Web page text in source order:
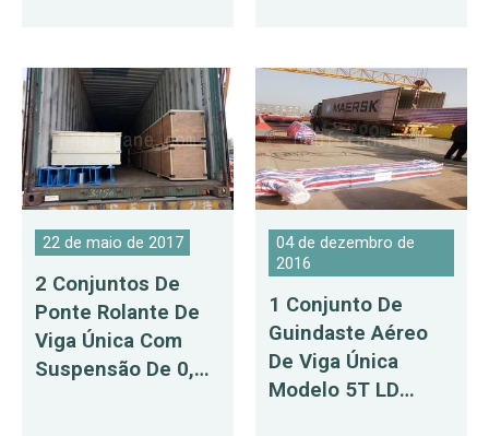
22 de maio de 2017
2 Conjuntos De
Ponte Rolante De
Viga Única Com
Suspensão De 0,5
04 de dezembro de
2016
1 Conjunto De
Guindaste Aéreo
De Viga Única
Modelo 5T LD